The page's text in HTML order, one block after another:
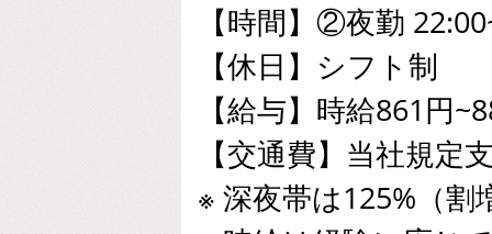
【時間】②夜勤
【休日】シフト制
【給与】時給861円
【交通費】当社規定
※ 深夜帯は125%（割